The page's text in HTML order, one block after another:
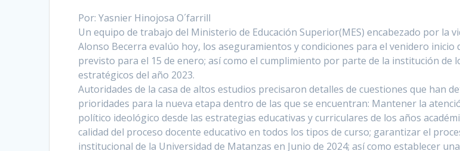
Por: Yasnier Hinojosa O´farrill
Un equipo de trabajo del Ministerio de Educación Superior(MES) encabezado por la
Alonso Becerra evalúo hoy, los aseguramientos y condiciones para el venidero inicio
previsto para el 15 de enero; así como el cumplimiento por parte de la institución de
estratégicos del año 2023.
Autoridades de la casa de altos estudios precisaron detalles de cuestiones que han
prioridades para la nueva etapa dentro de las que se encuentran: Mantener la
político ideológico desde las estrategias educativas y curriculares de los años
calidad del proceso docente educativo en todos los tipos de curso; garantizar el
institucional de la Universidad de Matanzas en Junio de 2024; así como establecer